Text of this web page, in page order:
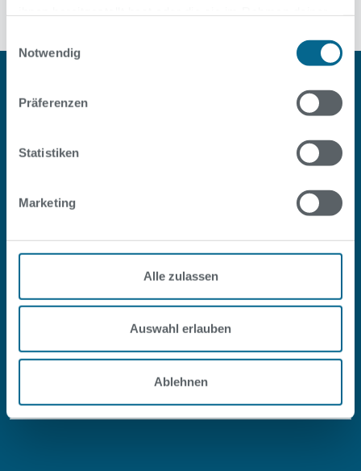
Notwendig
Präferenzen
Statistiken
Marketing
Alle zulassen
Auswahl erlauben
Ablehnen
#SOPOOLISTNURBERLIN